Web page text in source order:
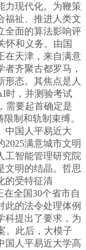
力现代化。为鞭策
福祉、推进人类文
全面的算法影响评
怀和义务。由国
在天津，来自满意
齐聚古都罗马，
形态。其焦点是人
时，并测验考试
需要起首确定是
制和轨制束缚。
中国人平易近大
满意城市文明
工智能管理研究院
文明的结晶。哲思
的受特征清
在全国30个省市自
此的法令处理体例
科提出了要求，为
。此后，大模子
国人平易近大学高